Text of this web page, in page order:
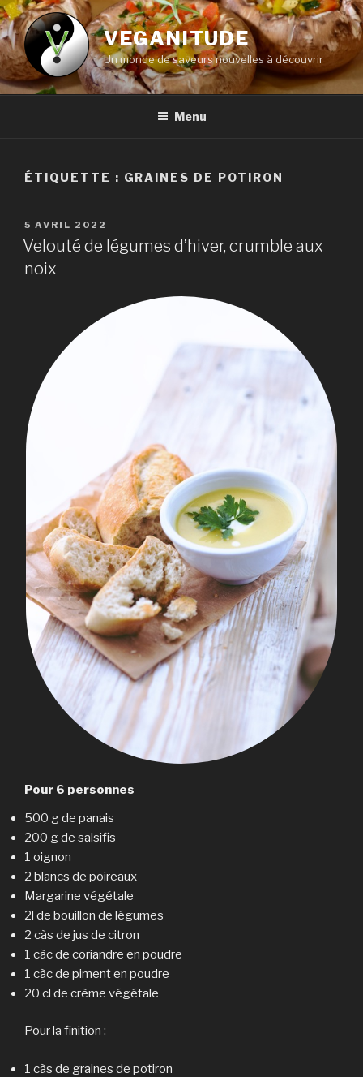
Aller
au
contenu
principal
VEGANITUDE
Un monde de saveurs nouvelles à découvrir
Menu
ÉTIQUETTE : GRAINES DE POTIRON
PUBLIÉ
LE
5 AVRIL 2022
Velouté de légumes d’hiver, crumble aux
noix
Pour 6 personnes
500 g de panais
200 g de salsifis
1 oignon
2 blancs de poireaux
Margarine végétale
2l de bouillon de légumes
2 càs de jus de citron
1 càc de coriandre en poudre
1 càc de piment en poudre
20 cl de crème végétale
Pour la finition :
1 càs de graines de potiron